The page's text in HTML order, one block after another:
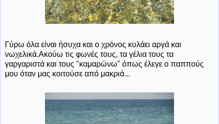
Γύρω όλα είναι ήσυχα και ο χρόνος κυλάει αργά και
νωχελικά.Ακούω τις φωνές τους, τα γέλια τους τα
γαργαριστά και τους "καμαρώνω" όπως έλεγε ο παππούς
μου όταν μας κοιτούσε από μακριά...